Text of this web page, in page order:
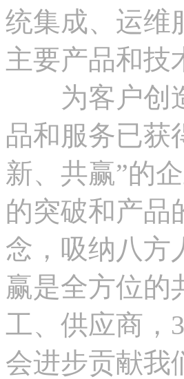
统集成、运维
主要产品和技
为客户创造
品和服务已获
新、共赢”的
的突破和产品
念，吸纳八方
赢是全方位的
工、供应商，
会进步贡献我